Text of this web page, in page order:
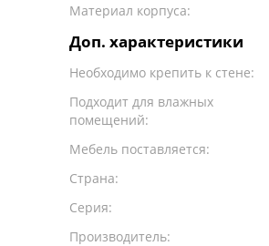
Материал корпуса:
Доп. характеристики
Необходимо крепить к стене:
Подходит для влажных
помещений:
Мебель поставляется:
Страна:
Серия:
Производитель: